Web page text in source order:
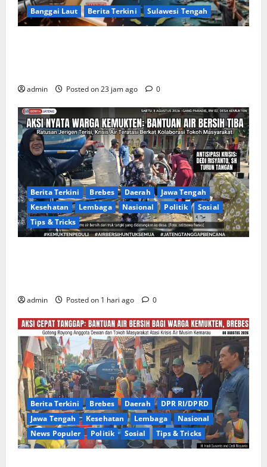
Banggai Laut Berita Terkini Sulawesi Tengah
admin Posted on 23 jam ago 0
Berita Terkini Brebes Daerah
Jawa Tengah
Kesehatan
Lembaga Nasional Politik
Sosial
Tips & Tricks
admin Posted on 1 hari ago 0
Berita Terkini Brebes Daerah
DPR RI/DPRD
Jawa Tengah
Kesehatan Lembaga
Nasional
News Populer
Politik Sosial Tips & Tricks